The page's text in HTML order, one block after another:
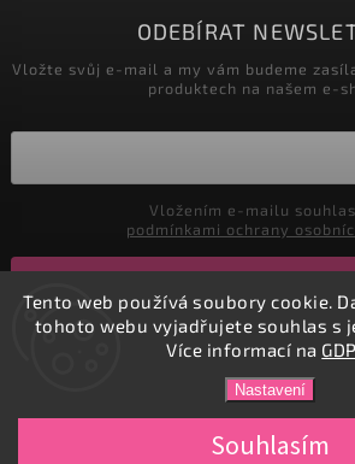
Tento web používá soubory cookie.
tohoto webu vyjadřujete souhlas s
Více informací na
Nastavení
Souhlasím
ODEBÍRAT
Vložte svůj e-mail a my vám budeme
produktech na našem e-
podmínkami ochrany
DADATEX E-shop.
Shoptet| Design